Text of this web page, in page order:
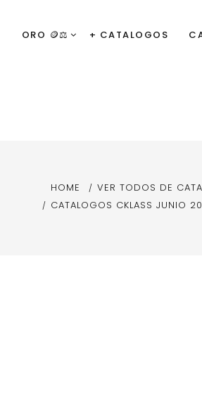
ORO 🪙⚖️ + CATALOGOS
HOME
VER TODOS DE
CATALOGOS CKLASS JUNIO